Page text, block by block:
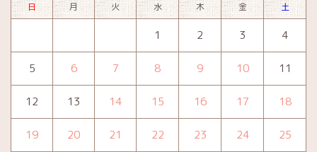
日 月 火 水 木 金 土
1 2 3 4
5 6 7 8 9 10 11
12 13 14 15 16 17 18
19 20 21 22 23 24 25